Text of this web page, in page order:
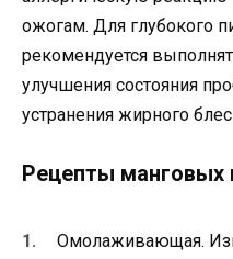
ожогам. Для глубокого
рекомендуется
улучшения состояния
устранения жирного
Рецепты манговых
Омолаживающая.